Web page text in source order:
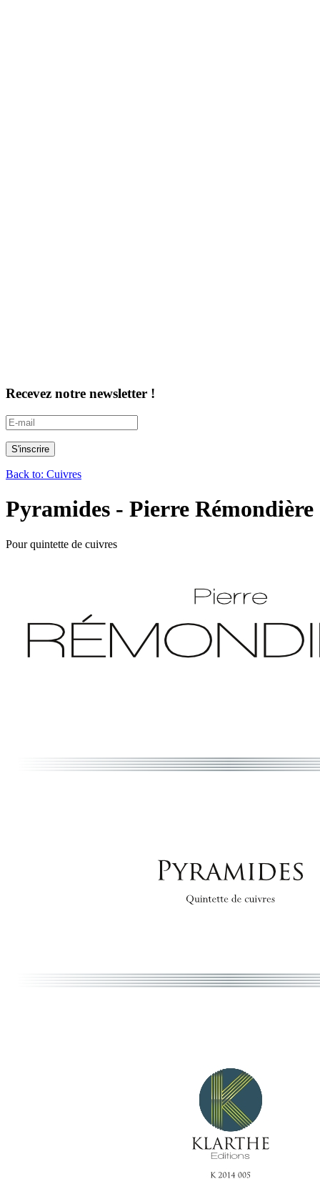
Recevez notre newsletter !
Back to: Cuivres
Pyramides - Pierre Rémondière
Pour quintette de cuivres